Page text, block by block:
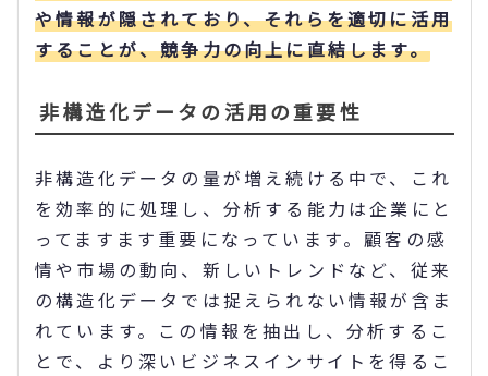
や情報が隠されており、それらを適切に活用
することが、競争力の向上に直結します。
非構造化データの活用の重要性
非構造化データの量が増え続ける中で、これ
を効率的に処理し、分析する能力は企業にと
ってますます重要になっています。顧客の感
情や市場の動向、新しいトレンドなど、従来
の構造化データでは捉えられない情報が含ま
れています。この情報を抽出し、分析するこ
とで、より深いビジネスインサイトを得るこ